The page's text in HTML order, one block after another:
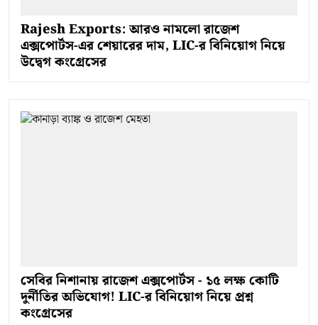
Rajesh Exports: আরও নামলো রাজেশ
এক্সপোর্টস-এর শেয়ারের দাম, LIC-র বিনিয়োগ নিয়ে
উদ্বেগ কংগ্রেসের
সেবির নিশানায় রাজেশ এক্সপোর্টস - ১৫ লক্ষ কোটি
দুর্নীতির অভিযোগ! LIC-র বিনিয়োগ নিয়ে প্রশ্ন
কংগ্রেসের